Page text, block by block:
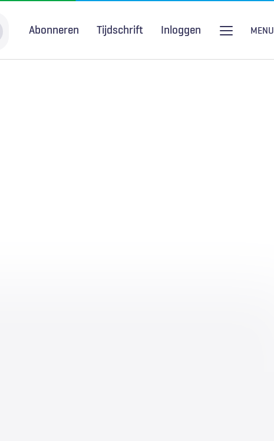
Abonneren Tijdschrift Inloggen MENU